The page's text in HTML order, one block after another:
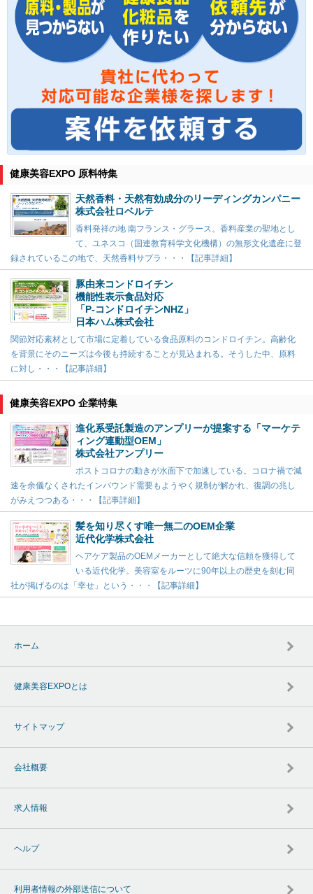
健康美容EXPO 原料特集
天然香料・天然有効成分のリーディングカンパニー
株式会社ロベルテ
香料発祥の地 南フランス・グラース。香料産業の聖地とし
て、ユネスコ（国連教育科学文化機構）の無形文化遺産に登
録されているこの地で、天然香料サプラ・・・【記事詳細】
豚由来コンドロイチン
機能性表示食品対応
「P-コンドロイチンNHZ」
日本ハム株式会社
関節対応素材として市場に定着している食品原料のコンドロイチン。高齢化
を背景にそのニーズは今後も持続することが見込まれる。そうした中、原料
に対し・・・【記事詳細】
健康美容EXPO 企業特集
進化系受託製造のアンプリーが提案する「マーケテ
ィング連動型OEM」
株式会社アンプリー
ポストコロナの動きが水面下で加速している。コロナ禍で減
速を余儀なくされたインバウンド需要もようやく規制が解かれ、復調の兆し
がみえつつある・・・【記事詳細】
髪を知り尽くす唯一無二のOEM企業
近代化学株式会社
ヘアケア製品のOEMメーカーとして絶大な信頼を獲得して
いる近代化学。美容室をルーツに90年以上の歴史を刻む同
社が掲げるのは「幸せ」という・・・【記事詳細】
ホーム
健康美容EXPOとは
サイトマップ
会社概要
求人情報
ヘルプ
利用者情報の外部送信について